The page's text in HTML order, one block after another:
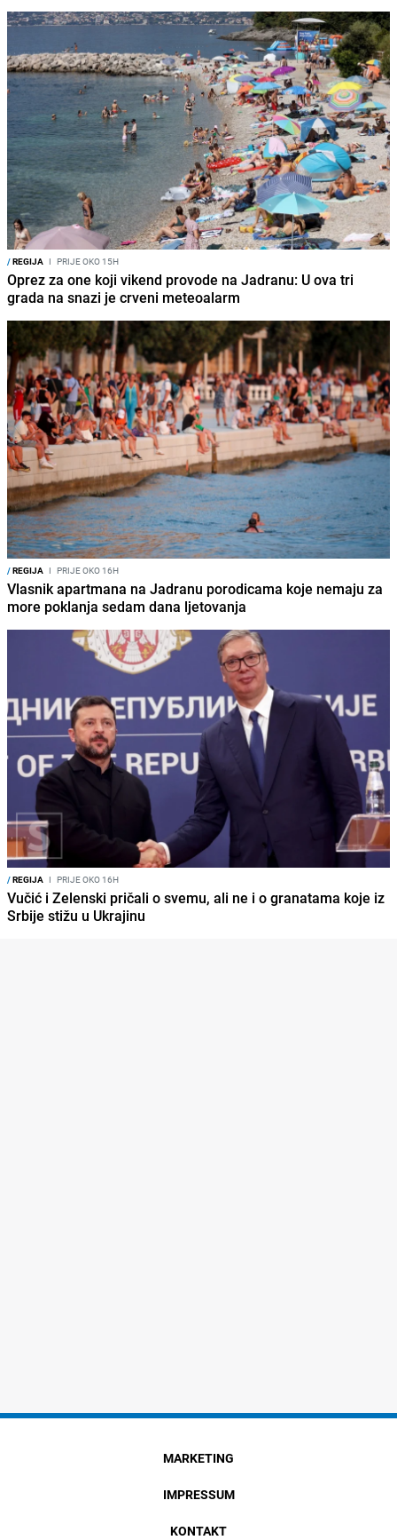
/REGIJA I PRIJE OKO 15H
Oprez za one koji vikend provode na Jadranu: U ova tri
grada na snazi je crveni meteoalarm
/REGIJA I PRIJE OKO 16H
Vlasnik apartmana na Jadranu porodicama koje nemaju za
more poklanja sedam dana ljetovanja
/REGIJA I PRIJE OKO 16H
Vučić i Zelenski pričali o svemu, ali ne i o granatama koje iz
Srbije stižu u Ukrajinu
MARKETING
IMPRESSUM
KONTAKT